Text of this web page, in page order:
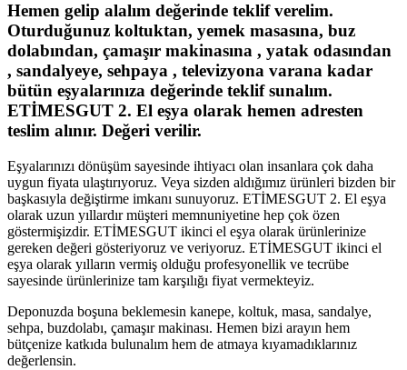
Hemen gelip alalım değerinde teklif verelim.
Oturduğunuz koltuktan, yemek masasına, buz
dolabından, çamaşır makinasına , yatak odasından
, sandalyeye, sehpaya , televizyona varana kadar
bütün eşyalarınıza değerinde teklif sunalım.
ETİMESGUT 2. El eşya olarak hemen adresten
teslim alınır. Değeri verilir.
Eşyalarınızı dönüşüm sayesinde ihtiyacı olan insanlara çok daha
uygun fiyata ulaştırıyoruz. Veya sizden aldığımız ürünleri bizden bir
başkasıyla değiştirme imkanı sunuyoruz. ETİMESGUT 2. El eşya
olarak uzun yıllardır müşteri memnuniyetine hep çok özen
göstermişizdir. ETİMESGUT ikinci el eşya olarak ürünlerinize
gereken değeri gösteriyoruz ve veriyoruz. ETİMESGUT ikinci el
eşya olarak yılların vermiş olduğu profesyonellik ve tecrübe
sayesinde ürünlerinize tam karşılığı fiyat vermekteyiz.
Deponuzda boşuna beklemesin kanepe, koltuk, masa, sandalye,
sehpa, buzdolabı, çamaşır makinası. Hemen bizi arayın hem
bütçenize katkıda bulunalım hem de atmaya kıyamadıklarınız
değerlensin.